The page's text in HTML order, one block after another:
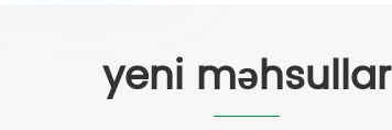
yeni məhsullar